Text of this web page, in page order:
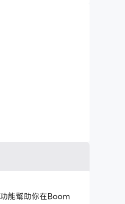
能幫助你在Boom